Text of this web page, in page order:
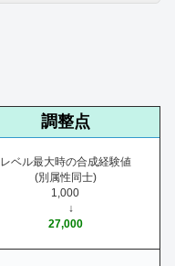
調整点
レベル最大時の合成経験値
(別属性同士)
1,000
↓
27,000